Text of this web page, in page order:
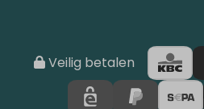
Veilig betalen